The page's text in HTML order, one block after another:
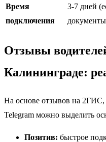
Время
подключения
3-7 дней
Отзывы
Калининграде:
На основе отзывов на 2ГИС,
Telegram можно выделить
Позитив: быстрое